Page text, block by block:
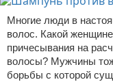
Многие люди в
волос. Какой
причесывания на
волосы? Мужчины
борьбы с которой